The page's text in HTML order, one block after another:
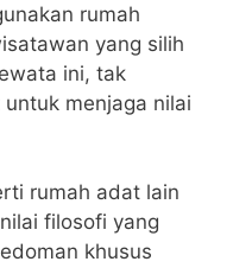
rumah
yang silih
ini, tak
menjaga nilai
rumah adat lain
filosofi yang
khusus